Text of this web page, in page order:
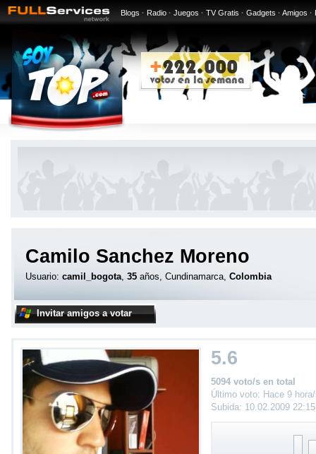
Blogs · Radio · Juegos · TV Gratis · Gadgets · Amigos ·
Camilo Sanchez Moreno
Usuario: camil_bogota, 35 años, Cundinamarca, Colombia
Invitar amigos a votar
5.6
5094 voto/s en total
Último voto: Hace 9
Subida: 10.02.2009